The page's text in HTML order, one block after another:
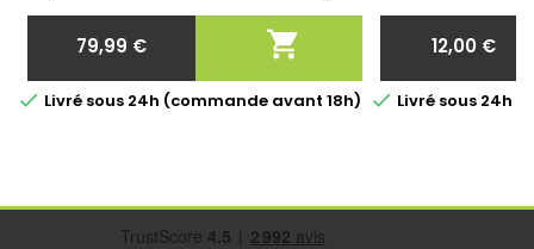
Cena
79,99 € 
 Livré sous 24h (commande avant 18h)
Cena
12,00 €
 Livré sous 24h